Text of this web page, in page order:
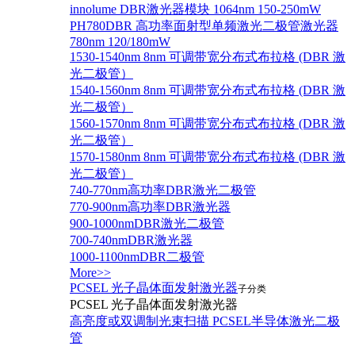
innolume DBR激光器模块 1064nm 150-250mW
PH780DBR 高功率面射型单频激光二极管激光器
780nm 120/180mW
1530-1540nm 8nm 可调带宽分布式布拉格 (DBR 激
光二极管）
1540-1560nm 8nm 可调带宽分布式布拉格 (DBR 激
光二极管）
1560-1570nm 8nm 可调带宽分布式布拉格 (DBR 激
光二极管）
1570-1580nm 8nm 可调带宽分布式布拉格 (DBR 激
光二极管）
740-770nm高功率DBR激光二极管
770-900nm高功率DBR激光器
900-1000nmDBR激光二极管
700-740nmDBR激光器
1000-1100nmDBR二极管
More>>
PCSEL 光子晶体面发射激光器子分类
PCSEL 光子晶体面发射激光器
高亮度或双调制光束扫描 PCSEL半导体激光二极
管